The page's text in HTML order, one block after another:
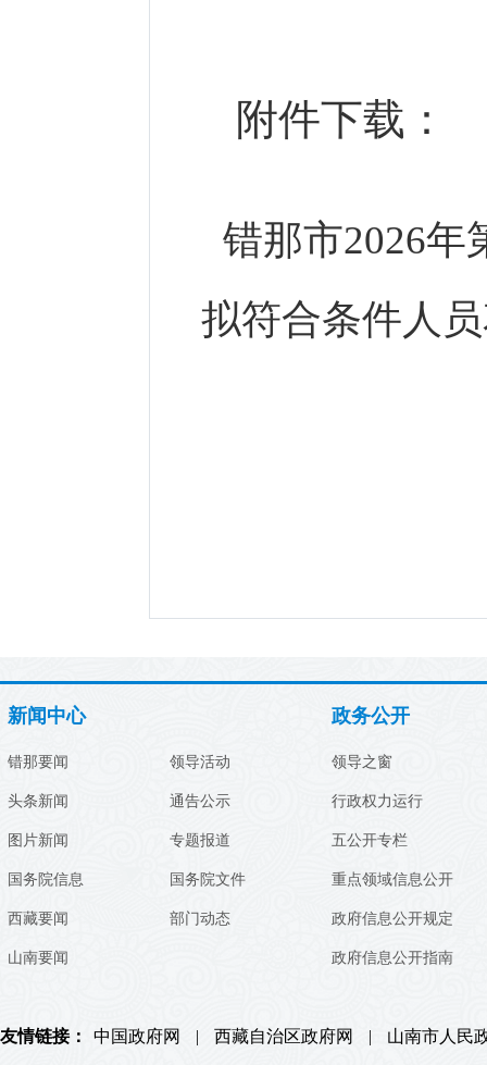
附件下载：
错那市2026年
拟符合条件人
新闻中心
错那要闻
头条新闻
图片新闻
国务院信息
西藏要闻
山南要闻
领导活动
通告公示
专题报道
国务院文件
部门动态
政务公开
领导之窗
行政权力运行
五公开专栏
重点领域信息公开
政府信息公开规定
政府信息公开指南
友情链接： 中国政府网 | 西藏自治区政府网 | 山南市人民